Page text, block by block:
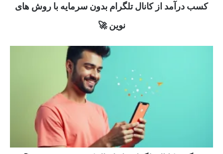
کسب درآمد از کانال تلگرام بدون سرمایه با روش های
نوین 🚀